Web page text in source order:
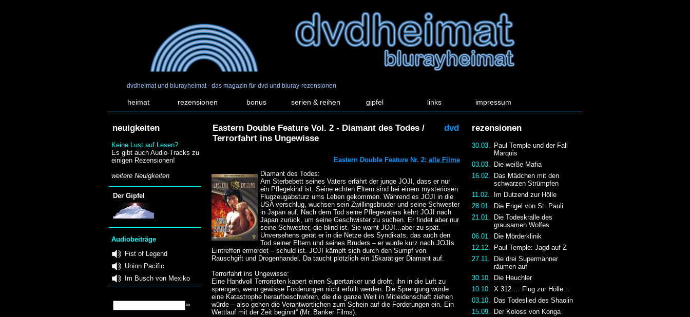
dvdheimat und blurayheimat - das magazin für dvd und bluray-rezensionen
heimat rezensionen bonus serien & reihen gipfel links impressum
neuigkeiten
Keine Lust auf Lesen?
Es gibt auch Audio-Tracks zu
einigen Rezensionen!
weitere Neuigkeiten
Der Gipfel
Audiobeiträge
Fist of Legend
Union Pacific
Im Busch von Mexiko
rezensionen
30.03.
Paul Temple und der Fall
Marquis
03.03.
Die weiße Mafia
16.02.
Das Mädchen mit den
schwarzen Strümpfen
11.02.
Im Dutzend zur Hölle
28.01.
Die Engel von St. Pauli
21.01.
Die Todeskralle des
grausamen Wolfes
06.01.
Die Mörderklinik
12.12.
Paul Temple: Jagd auf Z
27.11.
Die drei Supermänner
räumen auf
30.10.
Die Heuchler
10.10.
X 312 … Flug zur Hölle...
03.10.
Das Todeslied des Shaolin
15.09.
Der Koloss von Konga
dvd
Eastern Double Feature Vol. 2 - Diamant des Todes /
Terrorfahrt ins Ungewisse
Eastern Double Feature Nr. 2: alle Filme
Diamant des Todes:
Am Sterbebett seines Vaters erfährt der junge JOJI, dass er nur
ein Pflegekind ist. Seine echten Eltern sind bei einem mysteriösen
Flugzeugabsturz ums Leben gekommen. Während es JOJI in die
USA verschlug, wuchsen sein Zwillingsbruder und seine Schwester
in Japan auf. Nach dem Tod seine Pflegevaters kehrt JOJI nach
Japan zurück, um seine Geschwister zu suchen. Er findet aber nur
seine Schwester, die blind ist. Sie warnt JOJI...aber zu spät.
Unversehens gerät er in die Netze des Syndikats, das auch den
Tod seiner Eltern und seines Bruders – er wurde kurz nach JOJIs
Eintreffen ermordet – schuld ist. JOJI kämpft sich durch den Sumpf von
Rauschgift und Drogenhandel. Da taucht plötzlich ein 15karätiger Diamant auf.
Terrorfahrt ins Ungewisse:
Eine Handvoll Terroristen kapert einen Supertanker und droht, ihn in die Luft zu
sprengen, wenn gewisse Forderungen nicht erfüllt werden. Die Sprengung würde
eine Katastrophe heraufbeschwören, die die ganze Welt in Mitleidenschaft ziehen
würde – also gehen die Verantwortlichen zum Schein auf die Forderungen ein. Ein
Wettlauf mit der Zeit beginnt“ (Mr. Banker Films).